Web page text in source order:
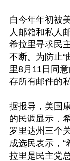
自今年年初被
人邮箱和私人
希拉里寻求民
不断。为防止“
里8月11日同
存所有邮件的
据报导，美国
的民调显示，
罗里达州三个
成选民表示，
拉里是民主党